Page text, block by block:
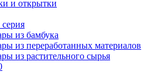
и открытки
серия
из бамбука
из переработанных материалов
из растительного сырья